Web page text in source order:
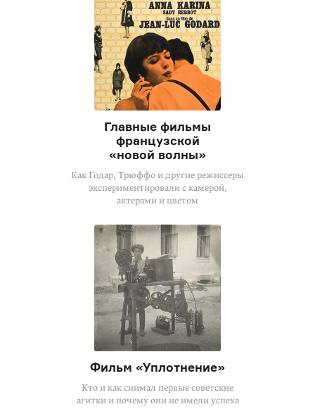
Главные фильмы
французской
«новой волны»
Как Годар, Трюффо и другие режиссеры
экспериментировали с камерой,
актерами и цветом
Фильм «Уплотнение»
Кто и как снимал первые советские
агитки и почему они не имели успеха